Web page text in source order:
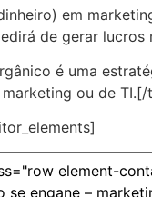
em
de gerar lucros
é uma
ou de